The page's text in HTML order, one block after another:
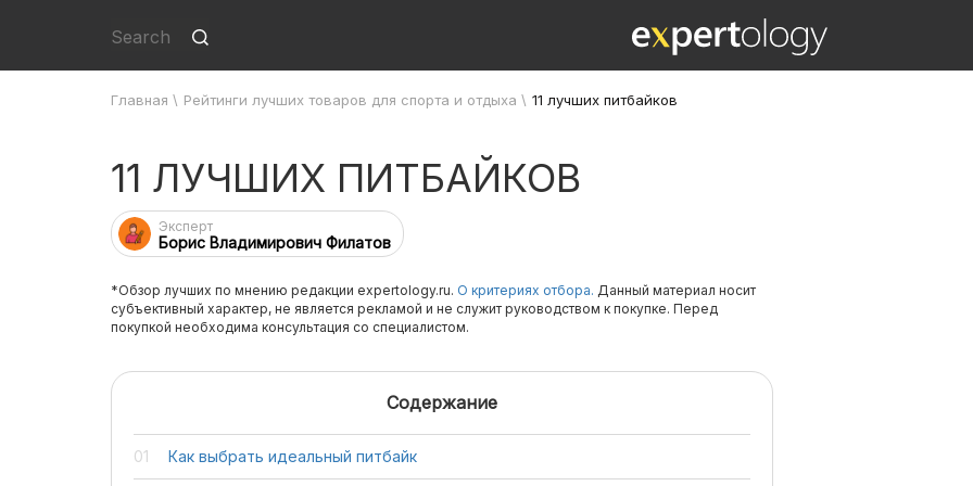
Главная \ Рейтинги лучших товаров для спорта и отдыха \ 11 лучших питбайков
11 ЛУЧШИХ ПИТБАЙКОВ
Эксперт
Борис Владимирович Филатов
*Обзор лучших по мнению редакции expertology.ru. О критериях отбора. Данный материал носит
субъективный характер, не является рекламой и не служит руководством к покупке. Перед
покупкой необходима консультация со специалистом.
Содержание
Как выбрать идеальный питбайк